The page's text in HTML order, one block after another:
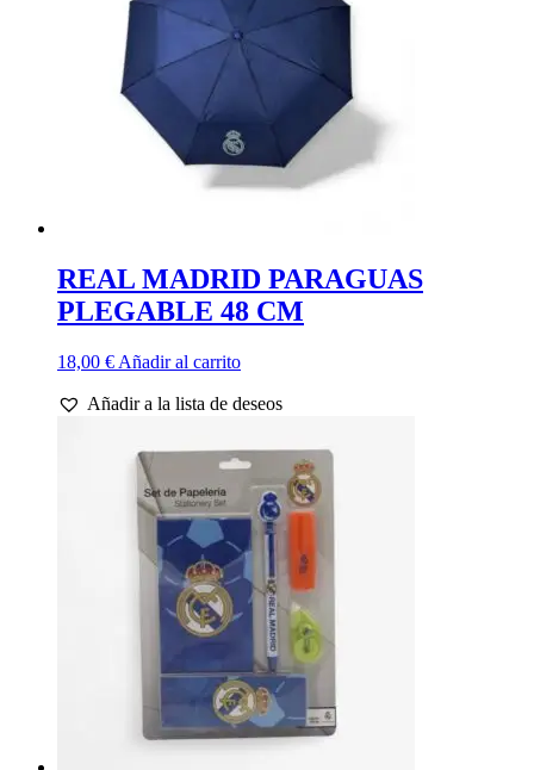
REAL MADRID PARAGUAS
PLEGABLE 48 CM
18,00 € Añadir al carrito
Añadir a la lista de deseos